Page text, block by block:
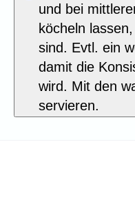
und bei
köcheln
sind. Evtl. ein
damit die
wird. Mit den
servieren.